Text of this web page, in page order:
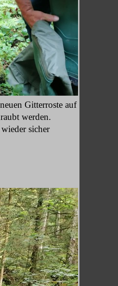
Gitterroste auf
werden.
sicher